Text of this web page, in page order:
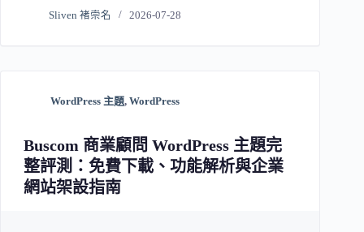
Sliven 褚崇名 2026-07-28
WordPress 主題, WordPress
Buscom 商業顧問 WordPress 主題完
整評測：免費下載、功能解析與企業
網站架設指南